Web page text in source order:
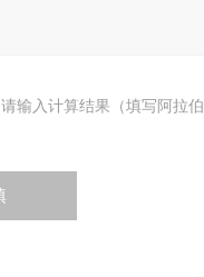
请输入计算结果（填写阿拉